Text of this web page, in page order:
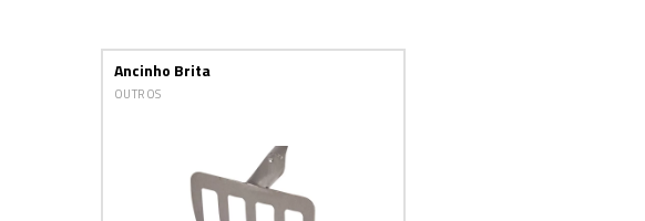
Ancinho Brita
OUTROS